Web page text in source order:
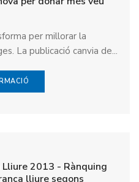
per millorar la
La publicació canvia de...
2013 - Rànquing
lliure segons